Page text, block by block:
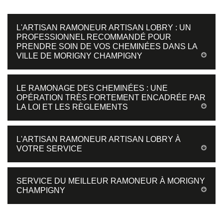
L'ARTISAN RAMONEUR ARTISAN LOBRY : UN
PROFESSIONNEL RECOMMANDÉ POUR
PRENDRE SOIN DE VOS CHEMINÉES DANS LA
VILLE DE MORIGNY CHAMPIGNY
LE RAMONAGE DES CHEMINÉES : UNE
OPÉRATION TRÈS FORTEMENT ENCADRÉE PAR
LA LOI ET LES RÈGLEMENTS
L'ARTISAN RAMONEUR ARTISAN LOBRY À
VOTRE SERVICE
SERVICE DU MEILLEUR RAMONEUR À MORIGNY
CHAMPIGNY